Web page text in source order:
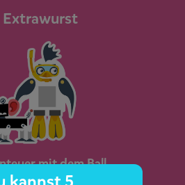
Testversion von scoyo.
bestellen
0 1
Extrawurst
mit dem Ball